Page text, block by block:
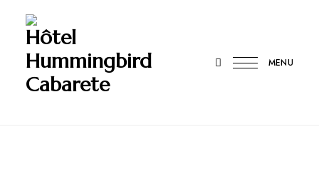
Hôtel
Hummingbird
Cabarete
MENU